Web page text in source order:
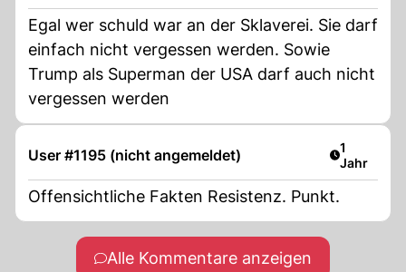
Egal wer schuld war an der Sklaverei. Sie darf
einfach nicht vergessen werden. Sowie
Trump als Superman der USA darf auch nicht
vergessen werden
User #1195 (nicht angemeldet) Artikel
1
Jahr
Offensichtliche Fakten Resistenz. Punkt.
Alle Kommentare anzeigen